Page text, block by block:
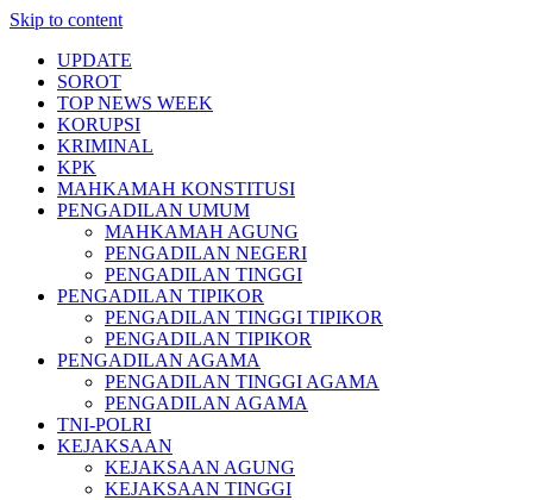
Skip to content
UPDATE
SOROT
TOP NEWS WEEK
KORUPSI
KRIMINAL
KPK
MAHKAMAH KONSTITUSI
PENGADILAN UMUM
MAHKAMAH AGUNG
PENGADILAN NEGERI
PENGADILAN TINGGI
PENGADILAN TIPIKOR
PENGADILAN TINGGI TIPIKOR
PENGADILAN TIPIKOR
PENGADILAN AGAMA
PENGADILAN TINGGI AGAMA
PENGADILAN AGAMA
TNI-POLRI
KEJAKSAAN
KEJAKSAAN AGUNG
KEJAKSAAN TINGGI